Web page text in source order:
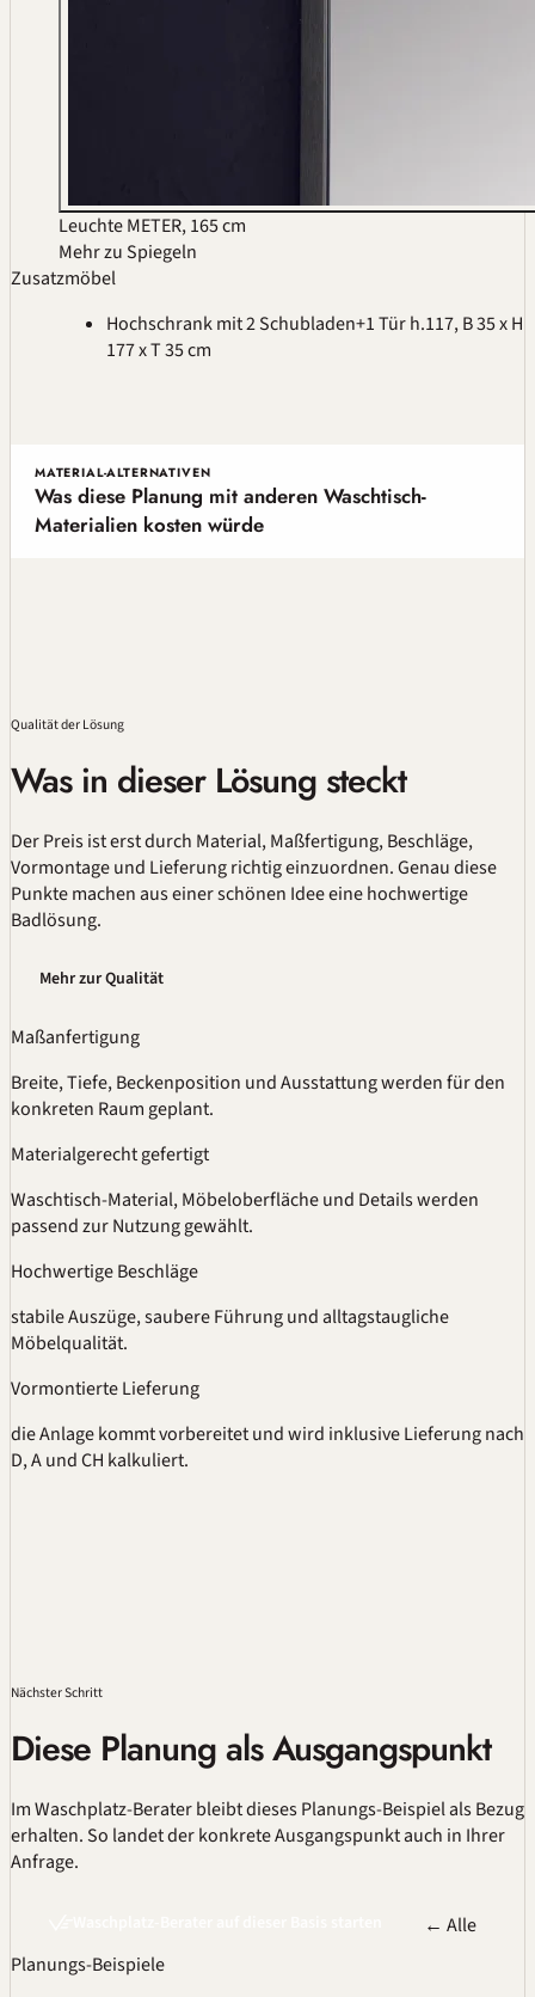
Leuchte METER, 165 cm
Mehr zu Spiegeln
Zusatzmöbel
Hochschrank mit 2 Schubladen+1 Tür h.117, B 35 x H
177 x T 35 cm
MATERIAL-ALTERNATIVEN
Was diese Planung mit anderen Waschtisch-
Materialien kosten würde
Qualitätder Lösung
Was in dieser Lösung steckt
Der Preis ist erst durch Material,Maßfertigung, Beschläge,
Vormontage und Lieferung richtig einzuordnen. Genau diese
Punkte machen aus einer schönen Idee eine hochwertige
Badlösung.
Mehr zur Qualität
Maßanfertigung
Breite, Tiefe, Beckenposition und Ausstattung werden für den
konkreten Raum geplant.
Materialgerecht gefertigt
Waschtisch-Material, Möbeloberfläche und Details werden
passend zur Nutzung gewählt.
Hochwertige Beschläge
stabile Auszüge, saubere Führung und alltagstaugliche
Möbelqualität.
Vormontierte Lieferung
die Anlage kommt vorbereitet und wird inklusive Lieferung nach
D, A und CH kalkuliert.
Nächster Schritt
Diese Planung als Ausgangspunkt
Im Waschplatz-Berater bleibt dieses Planungs-Beispiel als Bezug
erhalten. So landet der konkrete Ausgangspunkt auch in Ihrer
Anfrage.
← Alle
Planungs-Beispiele